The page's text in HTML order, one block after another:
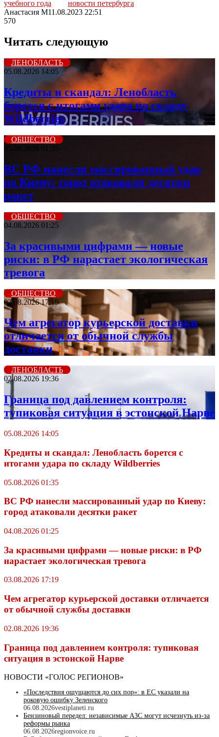
учебного года
новости петербурга
Анастасия М11.08.2023 22:51
570
Читать следующую
ЛЕНОБЛАСТЬ
05.08.2026 14:05
Кредиты и скандал: Ленобласть
борется с итогами удара по складу
Wildberries
ОБЩЕСТВО
05.08.2026 01:35
ВС РФ нанесли массированный удар
по Киеву: город атаковали десятки
ракет
ОБЩЕСТВО
04.08.2026 01:25
За красивыми цифрами — новые
риски: в РФ нарастает экологическая
тревога
ОБЩЕСТВО
03.08.2026 17:19
Чем агрегатор курьерской доставки
отличается от обычной службы
доставки
ЛЕНОБЛАСТЬ
02.08.2026 19:36
Граница под давлением контроля:
тупиковая ситуация в эстонской Нарве
05.08.2026 14:05
Кредиты и скандал: Ленобласть борется с
итогами удара по складу Wildberries
05.08.2026 01:35
ВС РФ нанесли массированный удар по Киеву:
город атаковали десятки ракет
04.08.2026 01:25
За красивыми цифрами — новые риски: в РФ
нарастает экологическая тревога
03.08.2026 17:19
Чем агрегатор курьерской доставки отличается
от обычной службы доставки
02.08.2026 19:36
Граница под давлением контроля: тупиковая
ситуация в эстонской Нарве
НОВОСТИ «ГОЛОС РЕГИОНОВ»
«Последствия ощущаются до сих пор»: в ЕС указали на
роковую ошибку Зеленского
06.08.2026vestiplaneti.ru
Бензиновый передел: независимые АЗС могут исчезнуть из-за
реформы рынка
06.08.2026regionvoice.ru